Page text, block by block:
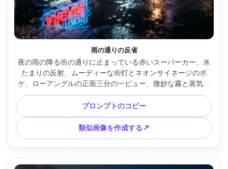
雨の通りの反省
夜の雨の降る街の通りに止まっている赤いスーパーカー、水
たまりの反射、ムーディーな街灯とネオンサイネージのボ
ケ、ローアングルの正面三分の一ビュー、微妙な霧と蒸気、
映画のようなコントラスト、タイトルとスペックの余地があ
るポスター構図、ボディに超リアルな水滴、50mm f/1.8で撮
影、シャープなエンブレムとヘッドライト、豊かなカラーグ
レード --ar 4:5
プロンプトのコピー
類似画像を作成する↗